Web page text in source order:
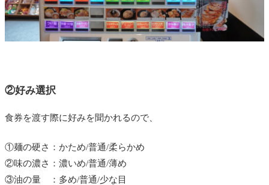
②好み選択
食券を渡す際に好みを聞かれるので、
①麺の硬さ：かため/普通/柔らかめ
②味の濃さ：濃いめ/普通/薄め
③油の量 ：多め/普通/少な目